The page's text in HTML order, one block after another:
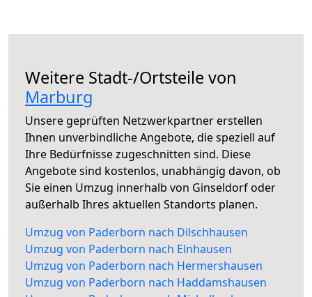
Weitere Stadt-/Ortsteile von
Marburg
Unsere geprüften Netzwerkpartner erstellen
Ihnen unverbindliche Angebote, die speziell auf
Ihre Bedürfnisse zugeschnitten sind. Diese
Angebote sind kostenlos, unabhängig davon, ob
Sie einen Umzug innerhalb von Ginseldorf oder
außerhalb Ihres aktuellen Standorts planen.
Umzug von Paderborn nach Dilschhausen
Umzug von Paderborn nach Elnhausen
Umzug von Paderborn nach Hermershausen
Umzug von Paderborn nach Haddamshausen